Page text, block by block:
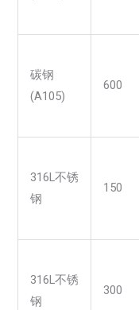
碳钢
(A105)
600
316L不锈
钢
150
316L不锈
钢
300